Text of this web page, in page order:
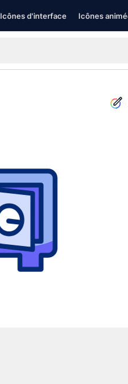
Icônes d'interface Icônes